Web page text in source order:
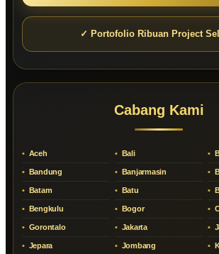
✓ Portofolio Ribuan Project
Cabang Kami
Aceh Bali
Bandung Banjarmasin
Batam Batu
Bengkulu Bogor
Gorontalo Jakarta
Jepara Jombang